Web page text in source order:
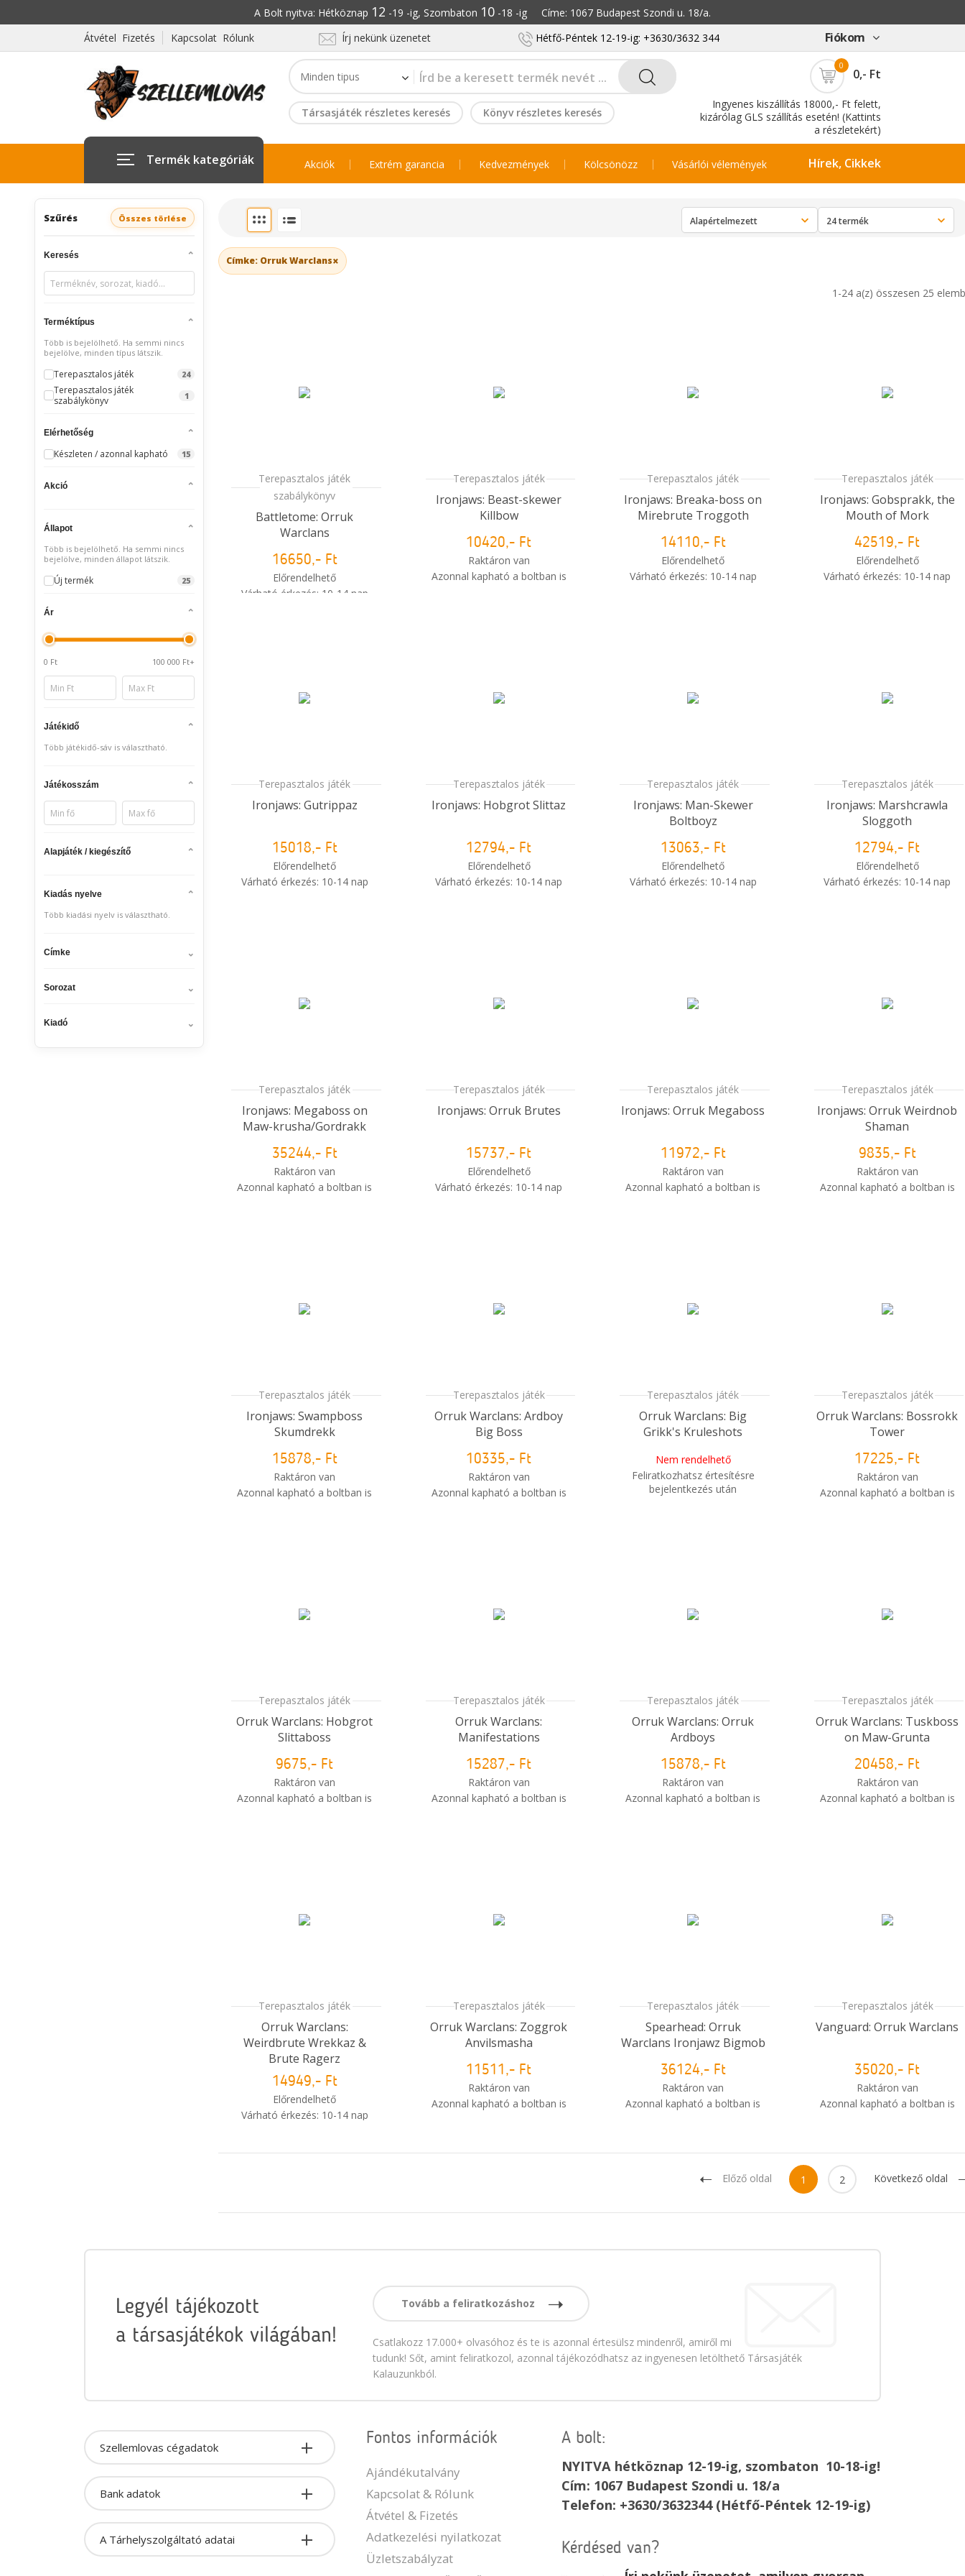
A Bolt nyitva: Hétköznap 12 -19 -ig, Szombaton 10 -18 -ig Címe: 1067 Budapest Szondi u. 18/a.
Átvétel Fizetés
Kapcsolat Rólunk Írj nekünk üzenetet Hétfő-Péntek 12-19-ig: +3630/3632 344 Fiókom
Társasjáték részletes keresés Könyv részletes keresés
0
0,- Ft
Ingyenes kiszállítás 18000,- Ft felett,
kizárólag GLS szállítás esetén! (Kattints
a részletekért)
Termék kategóriák Akciók Extrém garancia Kedvezmények Kölcsönözz Vásárlói vélemények Hírek, Cikkek
Szűrés Összes törlése
Keresés
Terméktípus
Több is bejelölhető. Ha semmi nincs
bejelölve, minden típus látszik.
Terepasztalos játék 24
Terepasztalos játék
szabálykönyv
1
Elérhetőség
Készleten / azonnal kapható 15
Akció
Állapot
Több is bejelölhető. Ha semmi nincs
bejelölve, minden állapot látszik.
Új termék 25
Ár
0 Ft 100 000 Ft+
Játékidő
Több játékidő-sáv is választható.
Játékosszám
Alapjáték / kiegészítő
Kiadás nyelve
Több kiadási nyelv is választható.
Címke
Sorozat
Kiadó
Címke: Orruk Warclans×
1-24 a(z) összesen 25
Terepasztalos játék
szabálykönyv
Battletome: Orruk
Warclans
16650,- Ft
Előrendelhető
Várható érkezés: 10-14 nap
Terepasztalos játék
Ironjaws: Beast-skewer
Killbow
10420,- Ft
Raktáron van
Azonnal kapható a boltban is
Terepasztalos játék
Ironjaws: Breaka-boss on
Mirebrute Troggoth
14110,- Ft
Előrendelhető
Várható érkezés: 10-14 nap
Terepasztalos játék
Ironjaws: Gobsprakk, the
Mouth of Mork
42519,- Ft
Előrendelhető
Várható érkezés: 10-14 nap
Terepasztalos játék
Ironjaws: Gutrippaz
15018,- Ft
Előrendelhető
Várható érkezés: 10-14 nap
Terepasztalos játék
Ironjaws: Hobgrot Slittaz
12794,- Ft
Előrendelhető
Várható érkezés: 10-14 nap
Terepasztalos játék
Ironjaws: Man-Skewer
Boltboyz
13063,- Ft
Előrendelhető
Várható érkezés: 10-14 nap
Terepasztalos játék
Ironjaws: Marshcrawla
Sloggoth
12794,- Ft
Előrendelhető
Várható érkezés: 10-14 nap
Terepasztalos játék
Ironjaws: Megaboss on
Maw-krusha/Gordrakk
35244,- Ft
Raktáron van
Azonnal kapható a boltban is
Terepasztalos játék
Ironjaws: Orruk Brutes
15737,- Ft
Előrendelhető
Várható érkezés: 10-14 nap
Terepasztalos játék
Ironjaws: Orruk Megaboss
11972,- Ft
Raktáron van
Azonnal kapható a boltban is
Terepasztalos játék
Ironjaws: Orruk Weirdnob
Shaman
9835,- Ft
Raktáron van
Azonnal kapható a boltban is
Terepasztalos játék
Ironjaws: Swampboss
Skumdrekk
15878,- Ft
Raktáron van
Azonnal kapható a boltban is
Terepasztalos játék
Orruk Warclans: Ardboy
Big Boss
10335,- Ft
Raktáron van
Azonnal kapható a boltban is
Terepasztalos játék
Orruk Warclans: Big
Grikk's Kruleshots
Nem rendelhető
Feliratkozhatsz értesítésre
bejelentkezés után
Terepasztalos játék
Orruk Warclans: Bossrokk
Tower
17225,- Ft
Raktáron van
Azonnal kapható a boltban is
Terepasztalos játék
Orruk Warclans: Hobgrot
Slittaboss
9675,- Ft
Raktáron van
Azonnal kapható a boltban is
Terepasztalos játék
Orruk Warclans:
Manifestations
15287,- Ft
Raktáron van
Azonnal kapható a boltban is
Terepasztalos játék
Orruk Warclans: Orruk
Ardboys
15878,- Ft
Raktáron van
Azonnal kapható a boltban is
Terepasztalos játék
Orruk Warclans: Tuskboss
on Maw-Grunta
20458,- Ft
Raktáron van
Azonnal kapható a boltban is
Terepasztalos játék
Orruk Warclans:
Weirdbrute Wrekkaz &
Brute Ragerz
14949,- Ft
Előrendelhető
Várható érkezés: 10-14 nap
Terepasztalos játék
Orruk Warclans: Zoggrok
Anvilsmasha
11511,- Ft
Raktáron van
Azonnal kapható a boltban is
rendelésem?
Terepasztalos játék
Spearhead: Orruk
Warclans Ironjawz Bigmob
36124,- Ft
Raktáron van
Azonnal kapható a boltban is
rendelésem?
Terepasztalos játék
Vanguard: Orruk Warclans
35020,- Ft
Raktáron van
Azonnal kapható a boltban is
rendelésem?
Előző oldal 1 2 Következő oldal
Legyél tájékozott
a társasjátékok világában!
Tovább a feliratkozáshoz
Csatlakozz 17.000+ olvasóhoz és te is azonnal értesülsz mindenről, amiről mi
tudunk! Sőt, amint feliratkozol, azonnal tájékozódhatsz az ingyenesen letölthető Társasjáték
Kalauzunkból.
Szellemlovas cégadatok
Bank adatok
A Tárhelyszolgáltató adatai
Fontos információk
Ajándékutalvány
Kapcsolat & Rólunk
Átvétel & Fizetés
Adatkezelési nyilatkozat
Üzletszabályzat
A bolt:
NYITVA hétköznap 12-19-ig, szombaton 10-18-ig!
Cím: 1067 Budapest Szondi u. 18/a
Telefon: +3630/3632344 (Hétfő-Péntek 12-19-ig)
Kérdésed van?